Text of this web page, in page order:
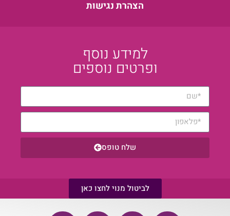
הצהרת נגישות
למידע נוסף
ופרטים נוספים
שלח טופס
לביטול מנוי לחצו כאן